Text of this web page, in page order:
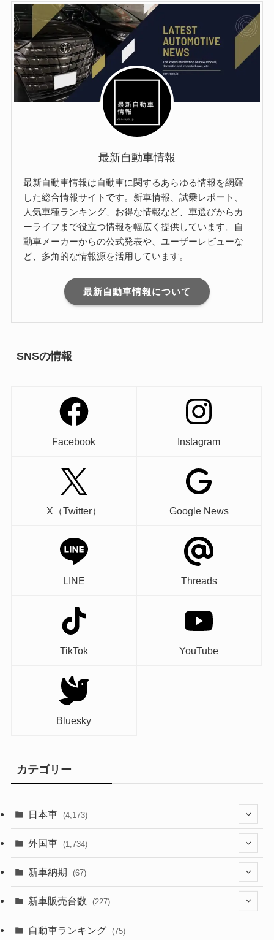
最新自動車情報
最新自動車情報は自動車に関するあらゆる情報を網羅
した総合情報サイトです。新車情報、試乗レポート、
人気車種ランキング、お得な情報など、車選びからカ
ーライフまで役立つ情報を幅広く提供しています。自
動車メーカーからの公式発表や、ユーザーレビューな
ど、多角的な情報源を活用しています。
最新自動車情報について
SNSの情報
Facebook Instagram
X（Twitter） Google News
LINE Threads
TikTok YouTube
Bluesky
カテゴリー
日本車 (4,173)
(1,321)
(329)
(526)
外国車 (1,734)
(242)
新車納期 (67)
(28)
(8)
新車販売台数 (227)
(21)
自動車ランキング (75)